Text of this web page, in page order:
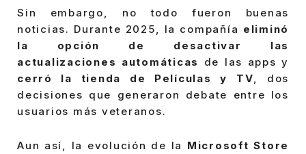
Sin embargo, no todo fueron buenas
noticias. Durante 2025, la compañía eliminó
la opción de desactivar las
actualizaciones automáticas
de las apps y
cerró la tienda de Películas y TV, dos
decisiones que generaron debate entre los
usuarios más veteranos.
Aun así, la evolución de la Microsoft Store